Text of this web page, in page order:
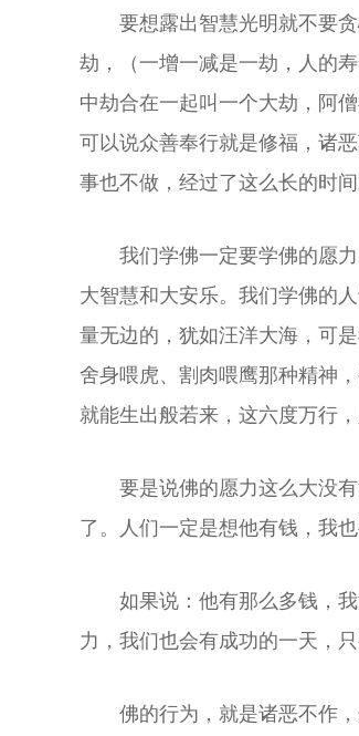
要想露出智慧光明就不要
劫，（一增一减是一劫，人的
中劫合在一起叫一个大劫，阿
可以说众善奉行就是修福，诸
事也不做，经过了这么长的时
我们学佛一定要学佛的愿
大智慧和大安乐。我们学佛的
量无边的，犹如汪洋大海，可
舍身喂虎、割肉喂鹰那种精神
就能生出般若来，这六度万行
要是说佛的愿力这么大没
了。人们一定是想他有钱，我
如果说：他有那么多钱，
力，我们也会有成功的一天，
佛的行为，就是诸恶不作